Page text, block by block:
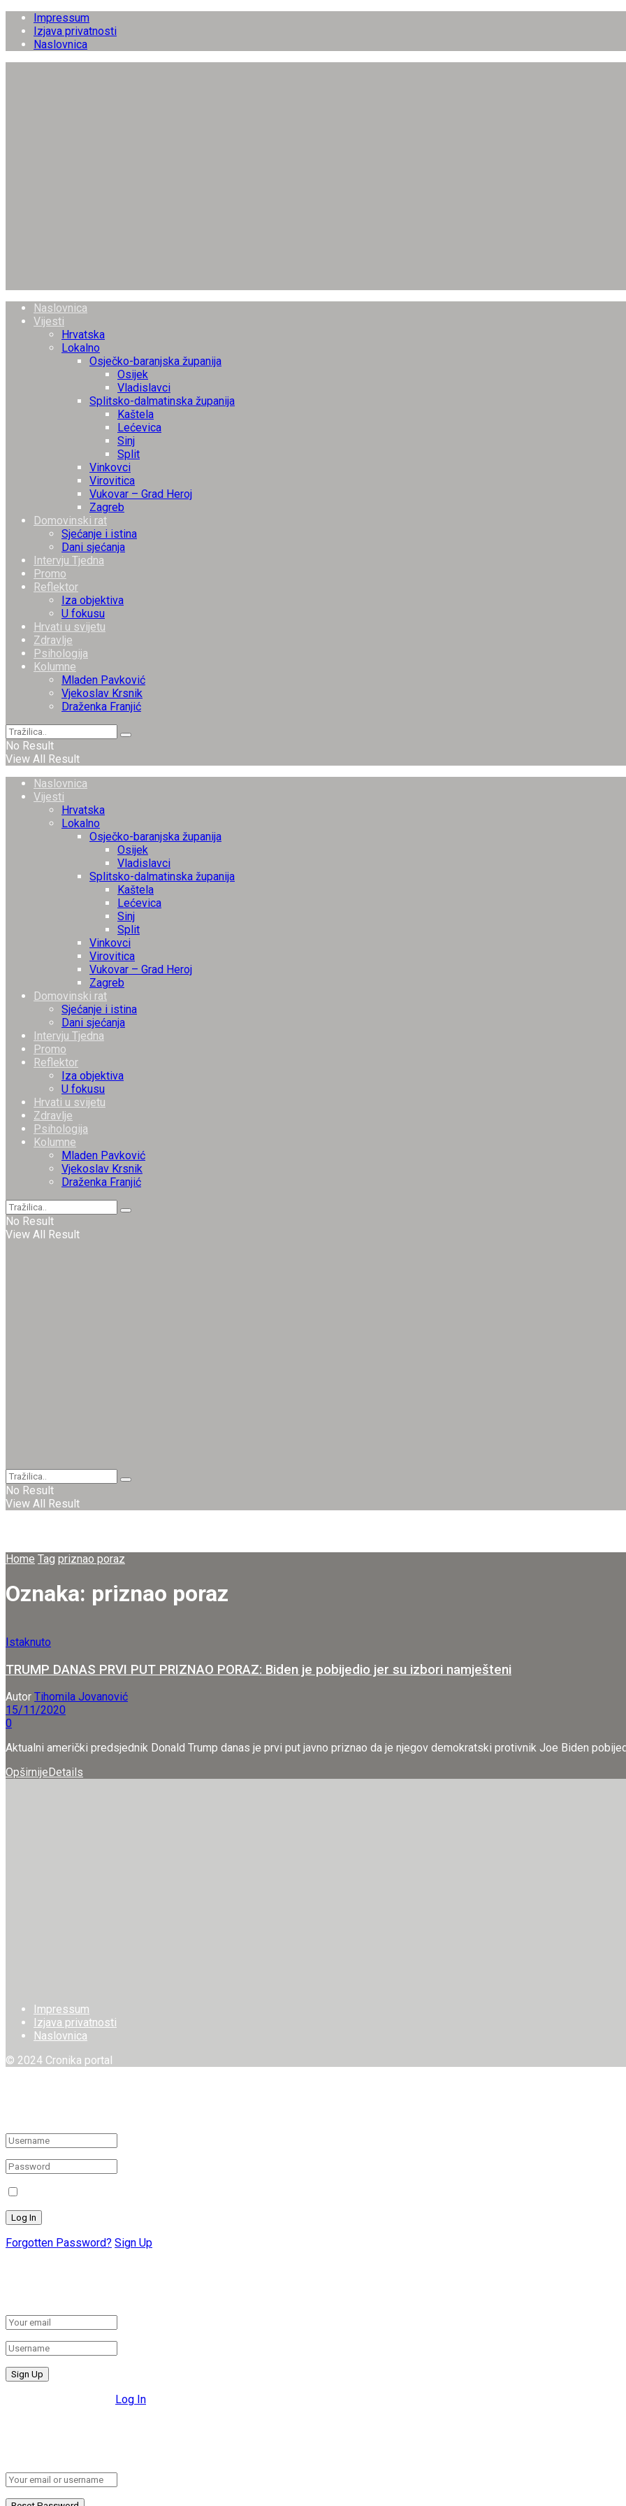
Impressum
Izjava privatnosti
Naslovnica
Naslovnica
Vijesti
Hrvatska
Lokalno
Osječko-baranjska županija
Osijek
Vladislavci
Splitsko-dalmatinska županija
Kaštela
Lećevica
Sinj
Split
Vinkovci
Virovitica
Vukovar – Grad Heroj
Zagreb
Domovinski rat
Sjećanje i istina
Dani sjećanja
Intervju Tjedna
Promo
Reflektor
Iza objektiva
U fokusu
Hrvati u svijetu
Zdravlje
Psihologija
Kolumne
Mladen Pavković
Vjekoslav Krsnik
Draženka Franjić
No Result
View All Result
Naslovnica
Vijesti
Hrvatska
Lokalno
Osječko-baranjska županija
Osijek
Vladislavci
Splitsko-dalmatinska županija
Kaštela
Lećevica
Sinj
Split
Vinkovci
Virovitica
Vukovar – Grad Heroj
Zagreb
Domovinski rat
Sjećanje i istina
Dani sjećanja
Intervju Tjedna
Promo
Reflektor
Iza objektiva
U fokusu
Hrvati u svijetu
Zdravlje
Psihologija
Kolumne
Mladen Pavković
Vjekoslav Krsnik
Draženka Franjić
No Result
View All Result
No Result
View All Result
Home Tag priznao poraz
Oznaka: priznao poraz
Istaknuto
TRUMP DANAS PRVI PUT PRIZNAO PORAZ: Biden je pobijedio jer su izbori namješteni
Autor Tihomila Jovanović
15/11/2020
0
Aktualni američki predsjednik Donald Trump danas je prvi put javno priznao da je njegov demokratski protivnik Joe Biden
Opširnije Details
Impressum
Izjava privatnosti
Naslovnica
© 2024 Cronika portal
Forgotten Password? Sign Up
Log In